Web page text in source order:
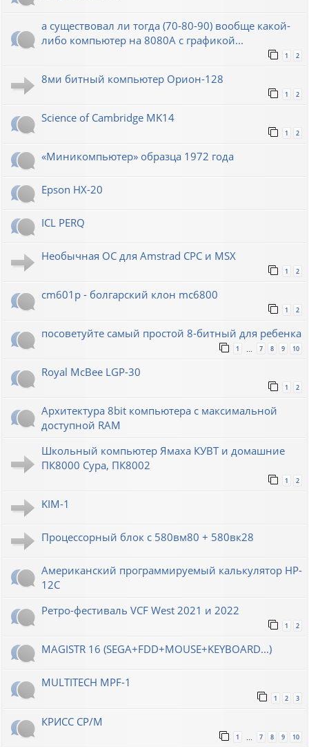
а существовал ли тогда (70-80-90) вообще какой-
либо компьютер на 8080А с графикой...
1 2
8ми битный компьютер Орион-128
1 2
Science of Cambridge MK14
1 2
«Миникомпьютер» образца 1972 года
Epson HX-20
ICL PERQ
Необычная ОС для Amstrad CPC и MSX
1 2
cm601p - болгарский клон mc6800
1 2
посоветуйте самый простой 8-битный для ребенка
1 … 7 8 9 10
Royal McBee LGP-30
1 2
Архитектура 8bit компьютера с максимальной
доступной RAM
Школьный компьютер Ямаха КУВТ и домашние
ПК8000 Сура, ПК8002
1 2
KIM-1
Процессорный блок с 580вм80 + 580вк28
Американский программируемый калькулятор HP-
12C
Ретро-фестиваль VCF West 2021 и 2022
1 2
MAGISTR 16 (SEGA+FDD+MOUSE+KEYBOARD...)
MULTITECH MPF-1
1 2 3
КРИСС CP/M
1 7 8 9 10